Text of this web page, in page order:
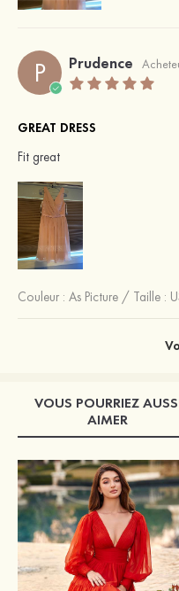
P Prudence
GREAT DRESS
Fit great
Couleur : As Picture / Taille :
VOUS POURRIEZ
AIMER